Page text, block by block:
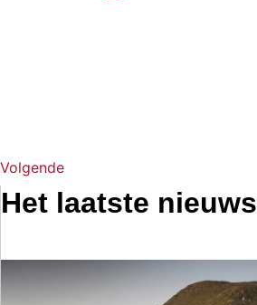
Volgende
Het laatste nieuws